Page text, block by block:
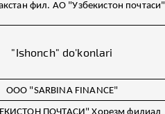
фил. АО "Узбекистон почтаси"
"Ishonch" do'konlari
ООО "SARBINA FINANCE"